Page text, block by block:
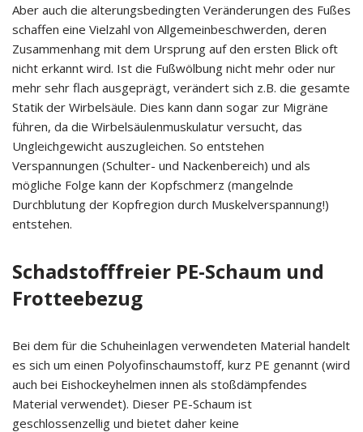
Aber auch die alterungsbedingten Veränderungen des Fußes
schaffen eine Vielzahl von Allgemeinbeschwerden, deren
Zusammenhang mit dem Ursprung auf den ersten Blick oft
nicht erkannt wird. Ist die Fußwölbung nicht mehr oder nur
mehr sehr flach ausgeprägt, verändert sich z.B. die gesamte
Statik der Wirbelsäule. Dies kann dann sogar zur Migräne
führen, da die Wirbelsäulenmuskulatur versucht, das
Ungleichgewicht auszugleichen. So entstehen
Verspannungen (Schulter- und Nackenbereich) und als
mögliche Folge kann der Kopfschmerz (mangelnde
Durchblutung der Kopfregion durch Muskelverspannung!)
entstehen.
Schadstofffreier PE-Schaum und
Frotteebezug
Bei dem für die Schuheinlagen verwendeten Material handelt
es sich um einen Polyofinschaumstoff, kurz PE genannt (wird
auch bei Eishockeyhelmen innen als stoßdämpfendes
Material verwendet). Dieser PE-Schaum ist
geschlossenzellig und bietet daher keine